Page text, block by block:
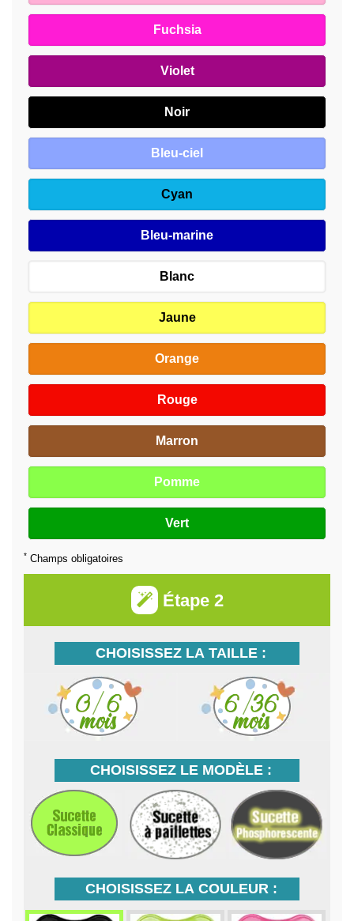
Fuchsia
Violet
Noir
Bleu-ciel
Cyan
Bleu-marine
Blanc
Jaune
Orange
Rouge
Marron
Pomme
Vert
* Champs obligatoires
Étape 2
CHOISISSEZ LA TAILLE :
CHOISISSEZ LE MODÈLE :
CHOISISSEZ LA COULEUR :